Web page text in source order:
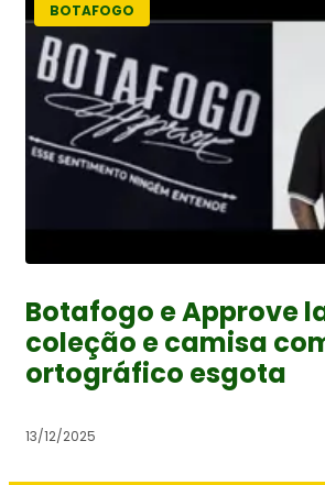
BOTAFOGO
Botafogo e Approve
coleção e camisa
ortográfico esgota
13/12/2025